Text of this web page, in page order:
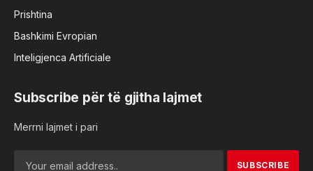
Prishtina
Bashkimi Evropian
Inteligjenca Artificiale
Subscribe për të gjitha lajmet
Merrni lajmet i pari